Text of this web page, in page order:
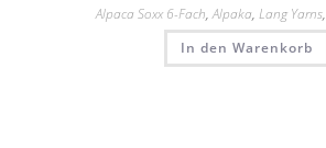
Alpaca Soxx 6-Fach,Alpaka, Lang Yarns,
In den Warenkorb